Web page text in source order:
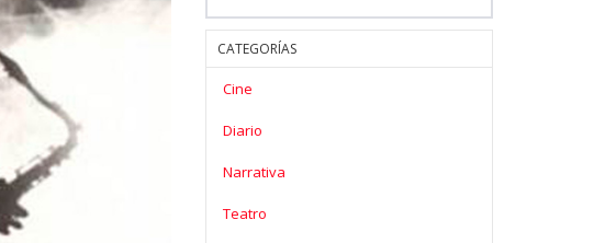
CATEGORÍAS
Cine
Diario
Narrativa
Teatro